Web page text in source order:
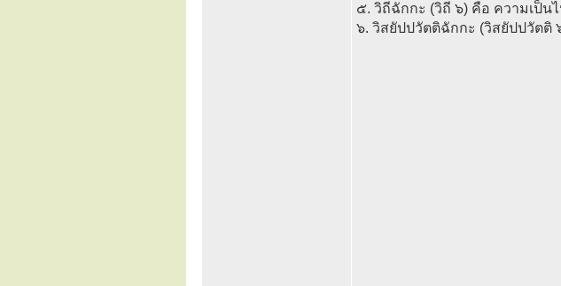
๕. วิถีฉักกะ (วิถี ๖) คือ ความเป็น
๖. วิสยัปปวัตติฉักกะ (วิสยัปปวัตติ